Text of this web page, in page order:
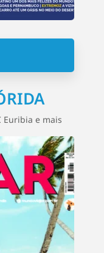
Euribia e mais